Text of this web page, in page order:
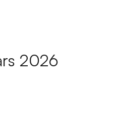
2026